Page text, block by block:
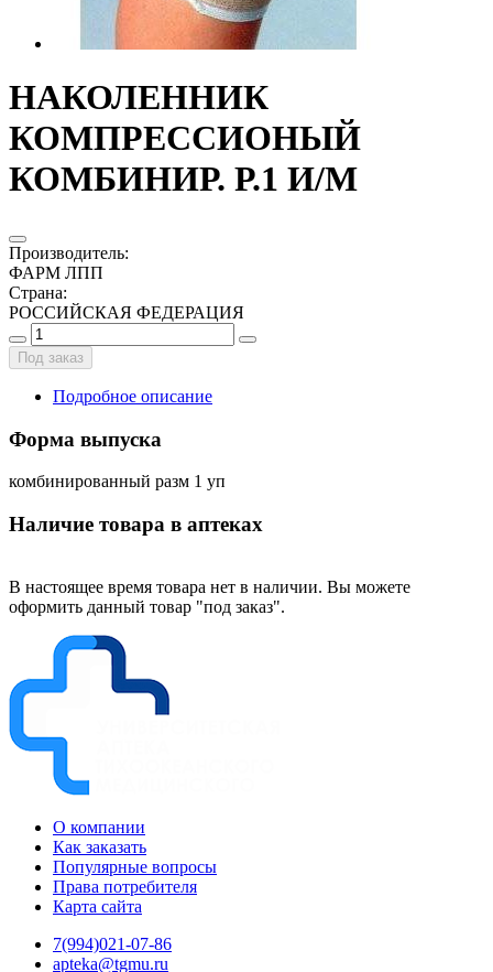
НАКОЛЕННИК
КОМПРЕССИОНЫЙ
КОМБИНИР. Р.1 И/М
Производитель:
ФАРМ ЛПП
Страна:
РОССИЙСКАЯ ФЕДЕРАЦИЯ
Под заказ
Подробное описание
Форма выпуска
комбинированный разм 1 уп
Наличие товара в аптеках
В настоящее время товара нет в наличии. Вы можете
оформить данный товар "под заказ".
О компании
Как заказать
Популярные вопросы
Права потребителя
Карта сайта
7(994)021-07-86
apteka@tgmu.ru